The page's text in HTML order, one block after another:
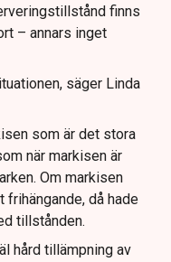
finns
– annars inget
säger Linda
som är det stora
när markisen är
Om markisen
frihängande, då hade
tillstånden.
hård tillämpning av